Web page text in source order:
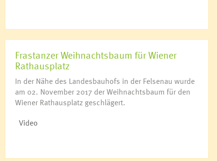
Frastanzer Weihnachtsbaum für Wiener
Rathausplatz
In der Nähe des Landesbauhofs in der Felsenau wurde
am 02. November 2017 der Weihnachtsbaum für den
Wiener Rathausplatz geschlägert.
Video